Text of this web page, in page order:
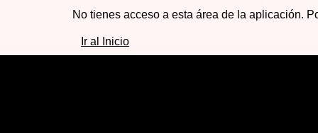
No tienes acceso a esta área de la aplicación.
Ir al Inicio